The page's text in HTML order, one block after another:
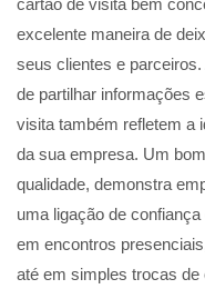
excelente maneira de
seus clientes e
de partilhar informações
visita também refletem a
da sua empresa. Um
qualidade, demonstra
uma ligação de
em encontros
até em simples trocas